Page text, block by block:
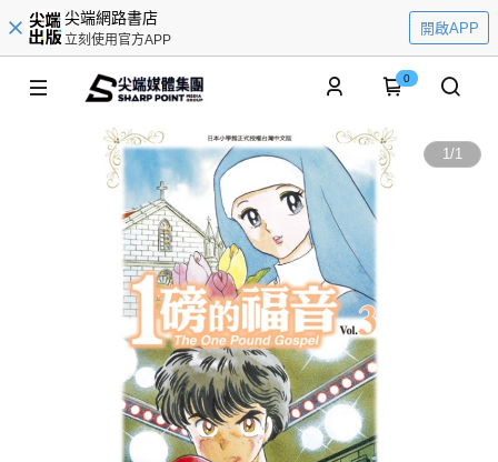
尖端網路書店
立刻使用官方APP
開啟APP
0
1/1